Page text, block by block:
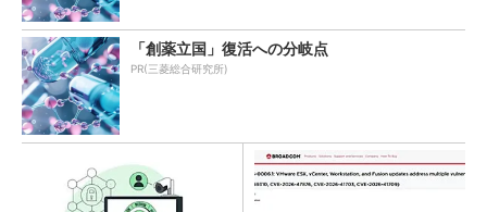
「創薬立国」復活への分岐点
PR(三菱総合研究所)